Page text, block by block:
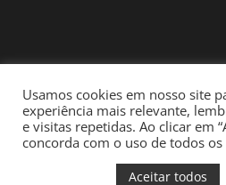
Usamos cookies em nosso site
experiência mais relevante,
e visitas repetidas. Ao clicar em
concorda com o uso de todos os
Aceitar todos